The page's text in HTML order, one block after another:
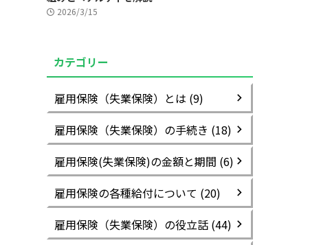
2026/3/15
カテゴリー
雇用保険（失業保険）とは (9)
雇用保険（失業保険）の手続き (18)
雇用保険(失業保険)の金額と期間 (6)
雇用保険の各種給付について (20)
雇用保険（失業保険）の役立話 (44)